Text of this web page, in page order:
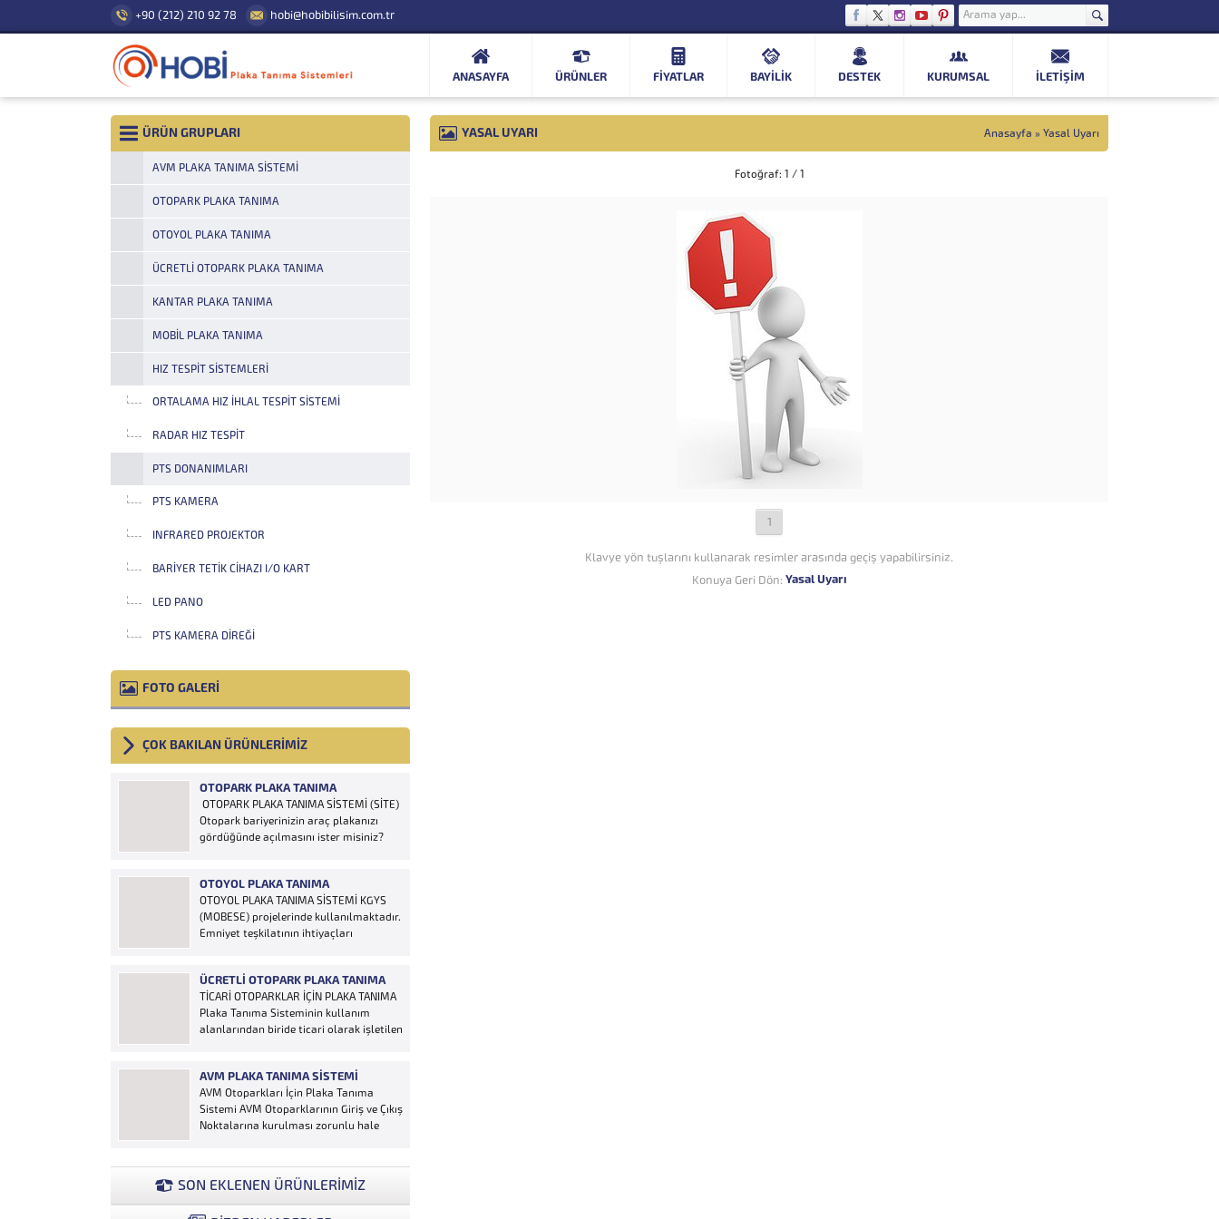
+90 (212) 210 92 78 hobi@hobibilisim.com.tr
ANASAYFA ÜRÜNLER FIYATLAR BAYİLİK DESTEK KURUMSAL İLETIŞIM
YASAL UYARI Anasayfa » Yasal Uyarı
Fotoğraf: 1 / 1
1
Klavye yön tuşlarını kullanarak resimler arasında geçiş yapabilirsiniz.
Konuya Geri Dön: Yasal Uyarı
ÜRÜN GRUPLARI
AVM PLAKA TANIMA SISTEMI
OTOPARK PLAKA TANIMA
OTOYOL PLAKA TANIMA
ÜCRETLI OTOPARK PLAKA TANIMA
KANTAR PLAKA TANIMA
MOBIL PLAKA TANIMA
HIZ TESPIT SISTEMLERI
ORTALAMA HIZ İHLAL TESPIT SISTEMI
RADAR HIZ TESPIT
PTS DONANIMLARI
PTS KAMERA
INFRARED PROJEKTOR
BARIYER TETIK CIHAZI I/O KART
LED PANO
PTS KAMERA DIREĞI
FOTO GALERİ
ÇOK BAKILAN ÜRÜNLERİMİZ
OTOPARK PLAKA TANIMA
OTOPARK PLAKA TANIMA SİSTEMİ (SİTE)
Otopark bariyerinizin araç plakanızı
gördüğünde açılmasını ister misiniz?
ürünlere ihtiyaç duymaz, aracınızın
plakasının olması bariyerinizin otomatik
açılması için yeterlidir… Plaka tanıma
sistemi otoparklarda sisteme...
OTOYOL PLAKA TANIMA
OTOYOL PLAKA TANIMA SİSTEMİ KGYS
(MOBESE) projelerinde kullanılmaktadır.
Emniyet teşkilatının ihtiyaçları
olanak sağlamaktadır. Otoyol
uygulaması karayolunda seyir halinde
bulunan araçların Plakalarının
tanımlanmasına yönelik geliştirilen bir
alınan...
ÜCRETLI OTOPARK PLAKA TANIMA
TİCARİ OTOPARKLAR İÇİN PLAKA TANIMA
Plaka Tanıma Sisteminin kullanım
alanlarından biride ticari olarak işletilen
edilmesi ve ön muhasebenin
tutulmasına yönelik bilgisayar kontrollü
yazılım sistemidir. Ücretin otopark
girişinde araç tipine göre peşin alınması
AVM PLAKA TANIMA SISTEMI
AVM Otoparkları İçin Plaka Tanıma
Sistemi AVM Otoparklarının Giriş ve Çıkış
Noktalarına kurulması zorunlu hale
bir ihtiyaçtır. AVM Yönetimleri Plaka
Tanıma Sisteminden elde edecekleri
verilerle müşteri yoğunluk analizlerini
SON EKLENEN ÜRÜNLERİMİZ